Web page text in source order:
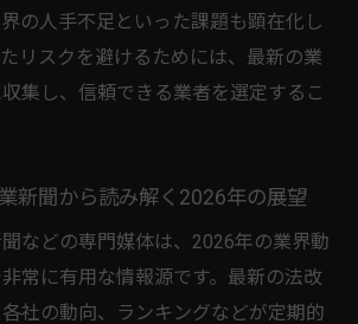
ムイベントが決断力を高める理由
今後注目すべきリフォーム施策
ム産業新聞から見る施策の変化
グ情報が示す注目リフォーム施策
ム業界の法改正や制度変更を解説
ムフェア2026で分かる最新施策動
の人手不足といった課題も顕在化し
リスクを避けるためには、最新の業
集し、信頼できる業者を選定するこ
新聞から読み解く2026年の展望
などの専門媒体は、2026年の業界動
常に有用な情報源です。最新の法改
社の動向、ランキングなどが定期的